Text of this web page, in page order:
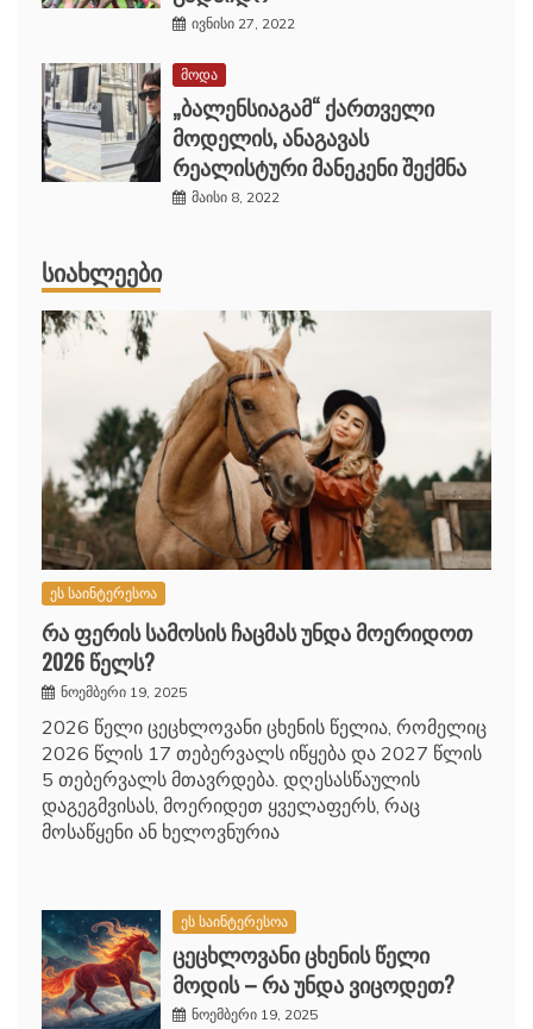
ივნისი 27, 2022
მოდა
„ბალენსიაგამ“ ქართველი
მოდელის, ანაგავას
რეალისტური მანეკენი შექმნა
მაისი 8, 2022
ᲡᲘᲐᲮᲚᲔᲔᲑᲘ
ეს საინტერესოა
რა ფერის სამოსის ჩაცმას უნდა მოერიდოთ
2026 წელს?
ნოემბერი 19, 2025
2026 წელი ცეცხლოვანი ცხენის წელია, რომელიც
2026 წლის 17 თებერვალს იწყება და 2027 წლის
5 თებერვალს მთავრდება. დღესასწაულის
დაგეგმვისას, მოერიდეთ ყველაფერს, რაც
მოსაწყენი ან ხელოვნურია
ეს საინტერესოა
ცეცხლოვანი ცხენის წელი
მოდის – რა უნდა ვიცოდეთ?
ნოემბერი 19, 2025